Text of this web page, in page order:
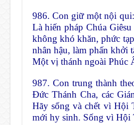
986. Con giữ một nội
Là hiến pháp Chúa
không khó khăn, phức
nhân hậu, làm phấn khởi
Một vị thánh ngoài Phúc
987. Con trung thành
Ðức Thánh Cha, các
Hãy sống và chết vì Hội
mới hy sinh. Sống vì Hội